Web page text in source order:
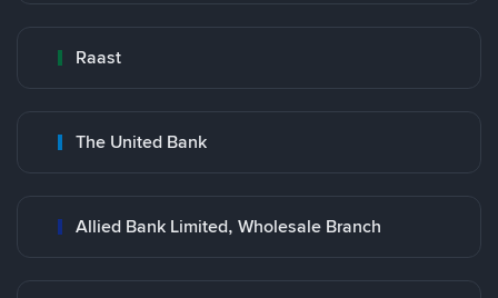
Raast
The United Bank
Allied Bank Limited, Wholesale Branch